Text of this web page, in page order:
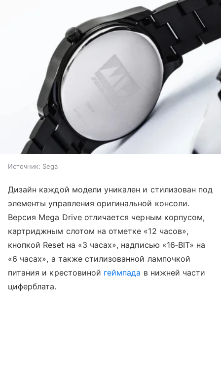
Источник: Sega
Дизайн каждой модели уникален и стилизован под
элементы управления оригинальной консоли.
Версия Mega Drive отличается черным корпусом,
картриджным слотом на отметке «12 часов»,
кнопкой Reset на «3 часах», надписью «16‑BIT» на
«6 часах», а также стилизованной лампочкой
питания и крестовиной геймпада в нижней части
циферблата.